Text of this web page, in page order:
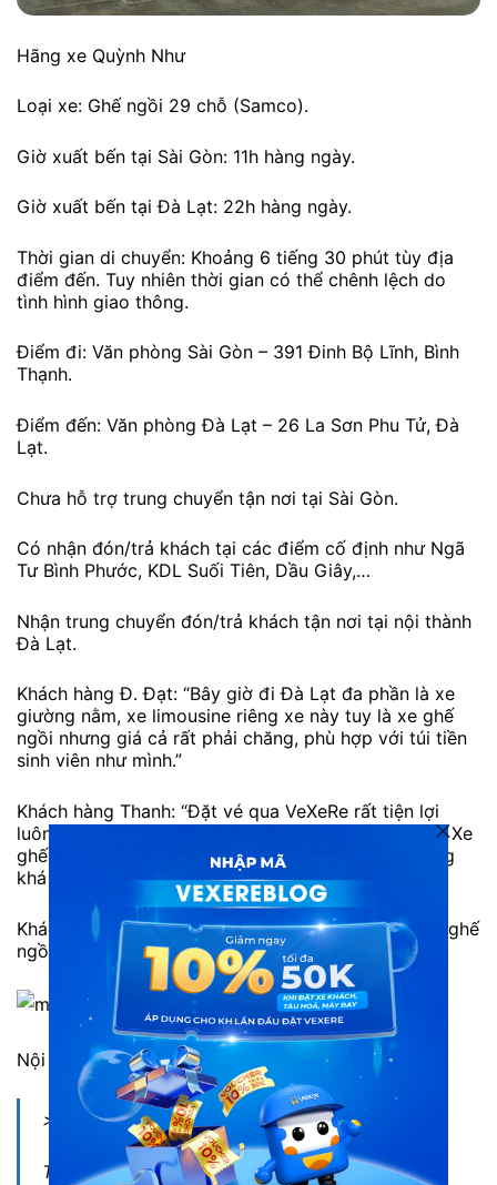
Hãng xe Quỳnh Như
Loại xe: Ghế ngồi 29 chỗ (Samco).
Giờ xuất bến tại Sài Gòn: 11h hàng ngày.
Giờ xuất bến tại Đà Lạt: 22h hàng ngày.
Thời gian di chuyển: Khoảng 6 tiếng 30 phút tùy địa
điểm đến. Tuy nhiên thời gian có thể chênh lệch do
tình hình giao thông.
Điểm đi: Văn phòng Sài Gòn – 391 Đinh Bộ Lĩnh, Bình
Thạnh.
Điểm đến: Văn phòng Đà Lạt – 26 La Sơn Phu Tử, Đà
Lạt.
Chưa hỗ trợ trung chuyển tận nơi tại Sài Gòn.
Có nhận đón/trả khách tại các điểm cố định như Ngã
Tư Bình Phước, KDL Suối Tiên, Dầu Giây,…
Nhận trung chuyển đón/trả khách tận nơi tại nội thành
Đà Lạt.
Khách hàng Đ. Đạt: “Bây giờ đi Đà Lạt đa phần là xe
giường nằm, xe limousine riêng xe này tuy là xe ghế
ngồi nhưng giá cả rất phải chăng, phù hợp với túi tiền
sinh viên như mình.”
Khách hàng Thanh: “Đặt vé qua VeXeRe rất tiện lợi
luôn. Mình tới chỉ cần đưa mã vé là lên xe được rồi. Xe
ghế ngồi nên phù hợp giá tiền lắm. Tài xế chạy cũng
khá êm.”
Khách hàng T. Vy: “Tài xế vui vẻ, chạy cẩn thận. Xe ghế
ngồi rất phù hợp với giá tiền.”
Nội thất xe Quỳnh Như
> Xem thêm:
Tổng hợp xe đi Đà Lạt từ Sài Gòn